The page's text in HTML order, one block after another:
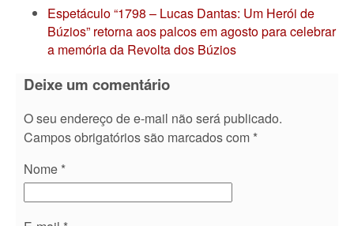
Espetáculo “1798 – Lucas Dantas: Um Herói de
Búzios” retorna aos palcos em agosto para celebrar
a memória da Revolta dos Búzios
Deixe um comentário
O seu endereço de e-mail não será publicado.
Campos obrigatórios são marcados com *
Nome *